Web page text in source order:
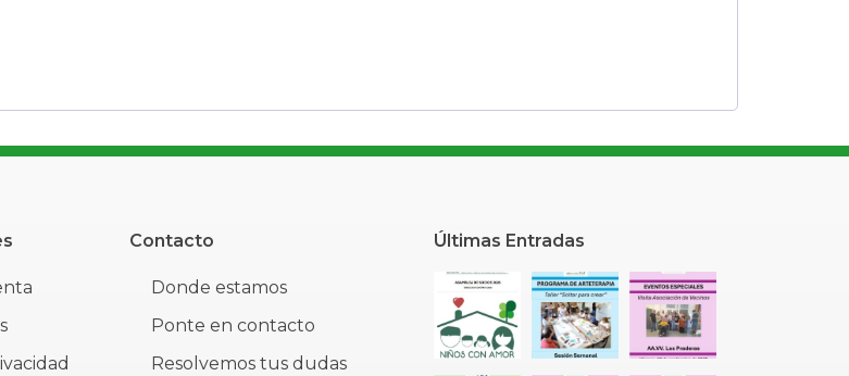
Contacto
Donde estamos
Ponte en contacto
Resolvemos tus dudas
Últimas Entradas